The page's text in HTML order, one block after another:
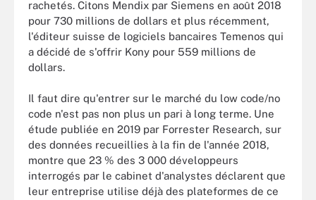
rachetés. Citons Mendix par Siemens en août 2018
pour 730 millions de dollars et plus récemment,
l'éditeur suisse de logiciels bancaires Temenos qui
a décidé de s'offrir Kony pour 559 millions de
dollars.
Il faut dire qu'entrer sur le marché du low code/no
code n'est pas non plus un pari à long terme. Une
étude publiée en 2019 par Forrester Research, sur
des données recueillies à la fin de l'année 2018,
montre que 23 % des 3 000 développeurs
interrogés par le cabinet d'analystes déclarent que
leur entreprise utilise déjà des plateformes de ce